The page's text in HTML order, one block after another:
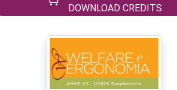
DOWNLOAD CREDITS